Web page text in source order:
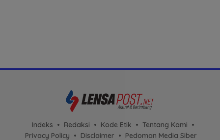
Indeks Redaksi Kode Etik
Tentang Kami
Privacy Policy
Disclaimer Pedoman Media Siber